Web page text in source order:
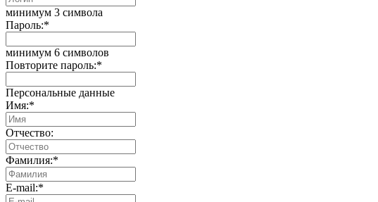
минимум 3 символа
Пароль:*
минимум 6 символов
Повторите пароль:*
Персональные данные
Имя:*
Отчество:
Фамилия:*
E-mail:*